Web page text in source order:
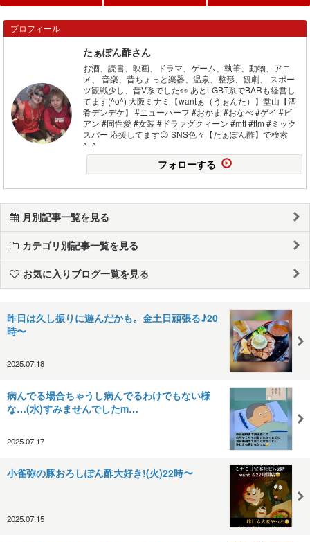
プロフィール
たぁぽん酢さん
お酒、読書、映画、ドラマ、ゲーム、執筆、動物、アニ
メ、 音楽、昔ちょっと楽器、温泉、整形、観劇、 スポー
ツ観戦少し、昔V系でした👀 あとLGBT系でBARも経営し
てます(^o^) 大阪ミナミ【wantぁ（うぉんた）】堂山【酒
肴デンデケ】 #ニューハーフ #おかま #おなべ #ゲイ #ビ
アン #同性愛 #女装 #ドラァグクィーン #mtf #ftm #ミック
スバー 応援してます😉 SNS色々【たぁぽん酢】で検索
^_^
フォローする
月別記事一覧を見る
カテゴリ別記事一覧を見る
お気に入りブログ一覧を見る
昨日は久し振りに遊んだかも。金土日頑張る♪20
時〜
2025.07.18
病んでる場合ちゃうし病んでるわけでもない様
な…(水)すみませんでしたm…
2025.07.17
小雀弥の豚おろしぽん酢大好き!(火)22時〜
2025.07.15